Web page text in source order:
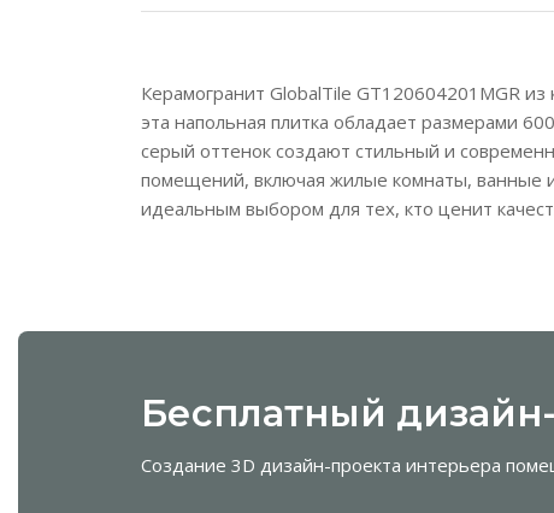
Керамогранит GlobalTile GT120604201MGR
эта напольная плитка обладает размерами
серый оттенок создают стильный и
помещений, включая жилые комнаты, ванные
идеальным выбором для тех, кто ценит
Бесплатный
Создание 3D дизайн-проекта интерьера